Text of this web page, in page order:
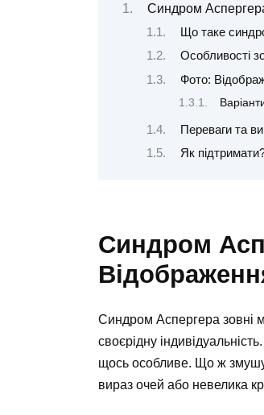
Синдром
Що таке
Особливості
Фото:
Переваги та
Як
Синдром
Синдром Аспергера зовні
своєрідну
щось особливе. Що ж
вираз очей або невелика